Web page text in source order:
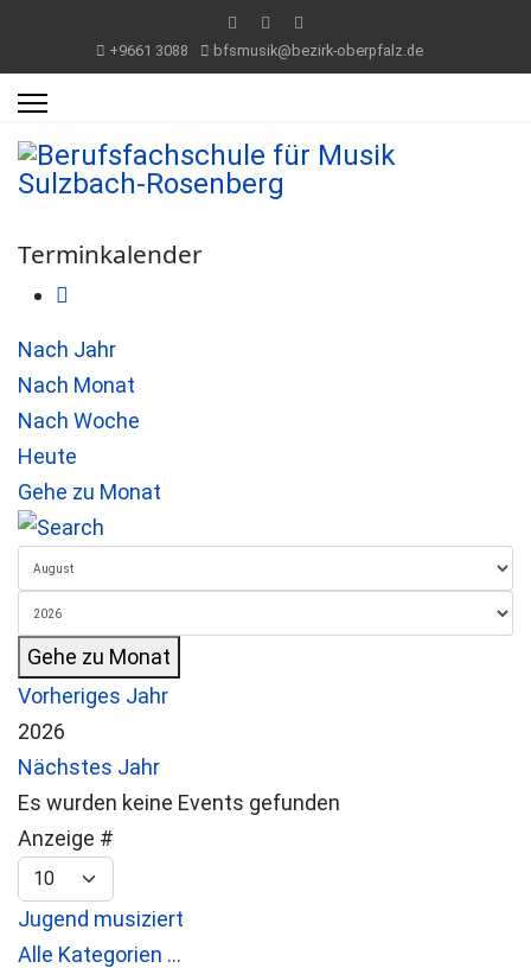
+9661 3088 bfsmusik@bezirk-oberpfalz.de
Terminkalender
Nach Jahr
Nach Monat
Nach Woche
Heute
Gehe zu Monat
Gehe zu Monat
Vorheriges Jahr
2026
Nächstes Jahr
Es wurden keine Events gefunden
Limite der Paginierungsliste
Anzeige #
Jugend musiziert
Alle Kategorien ...